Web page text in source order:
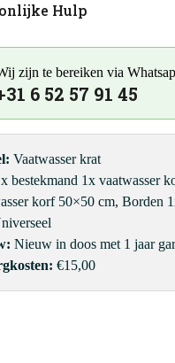
Hulp
zijn te bereiken via
6 52 57 91 45
Vaatwasser krat
bestekmand 1x vaatwasser
korf 50×50 cm, Borden
Nieuw in doos met 1 jaar
€15,00